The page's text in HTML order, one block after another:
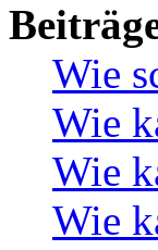
Wie
Wie
Wie
Wie